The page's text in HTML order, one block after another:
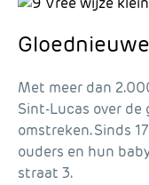
Met meer dan
Sint-Lucas over
omstreken. Sinds
ouders en hun
straat 3.